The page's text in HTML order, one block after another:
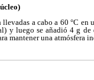
a cabo a 60 °C
y luego se añadió 4 g
mantener una atmósfera